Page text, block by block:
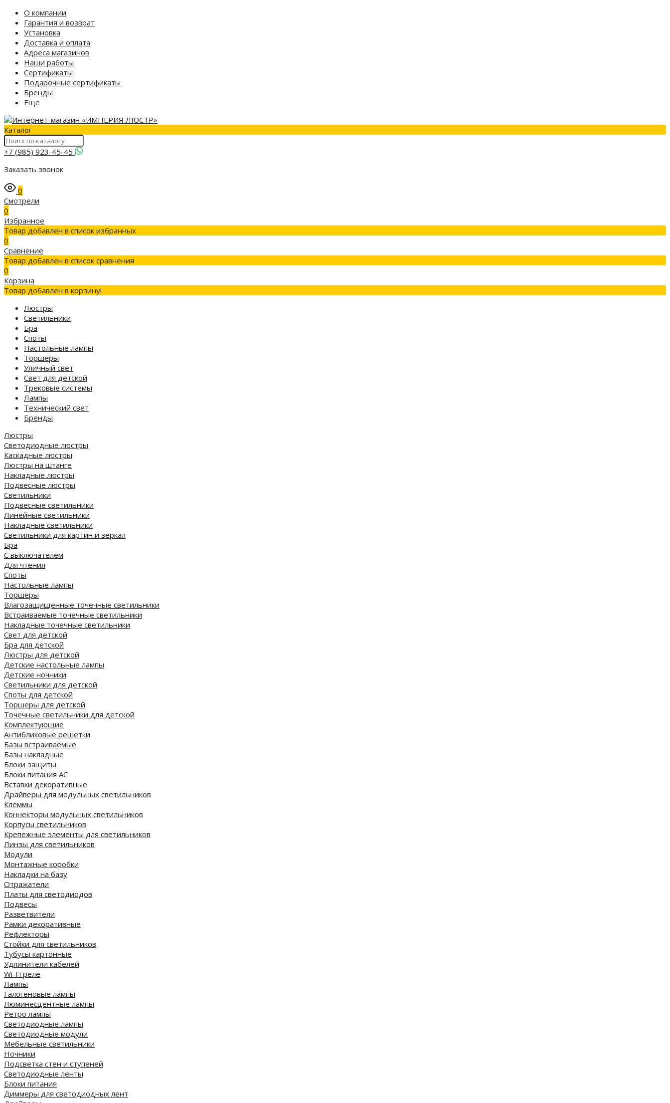
О компании
Гарантия и возврат
Установка
Доставка и оплата
Адреса магазинов
Наши работы
Сертификаты
Подарочные сертификаты
Бренды
Еще
Каталог
+7 (985) 923-45-45
Заказать звонок
0
Смотрели
0
Избранное
Товар добавлен в список избранных
0
Сравнение
Товар добавлен в список сравнения
0
Корзина
Товар добавлен в корзину!
Люстры
Светильники
Бра
Споты
Настольные лампы
Торшеры
Уличный свет
Свет для детской
Трековые системы
Лампы
Технический свет
Бренды
Люстры
Светодиодные люстры
Каскадные люстры
Люстры на штанге
Накладные люстры
Подвесные люстры
Светильники
Подвесные светильники
Линейные светильники
Накладные светильники
Светильники для картин и зеркал
Бра
С выключателем
Для чтения
Споты
Настольные лампы
Торшеры
Влагозащищенные точечные светильники
Встраиваемые точечные светильники
Накладные точечные светильники
Свет для детской
Бра для детской
Люстры для детской
Детские настольные лампы
Детские ночники
Светильники для детской
Споты для детской
Торшеры для детской
Точечные светильники для детской
Комплектующие
Антибликовые решетки
Базы встраиваемые
Базы накладные
Блоки защиты
Блоки питания AC
Вставки декоративные
Драйверы для модульных светильников
Клеммы
Коннекторы модульных светильников
Корпусы светильников
Крепежные элементы для светильников
Линзы для светильников
Модули
Монтажные коробки
Накладки на базу
Отражатели
Платы для светодиодов
Подвесы
Разветвители
Рамки декоративные
Рефлекторы
Стойки для светильников
Тубусы картонные
Удлинители кабелей
Wi-Fi реле
Лампы
Галогеновые лампы
Люминесцентные лампы
Ретро лампы
Светодиодные лампы
Светодиодные модули
Мебельные светильники
Ночники
Подсветка стен и ступеней
Светодиодные ленты
Блоки питания
Диммеры для светодиодных лент